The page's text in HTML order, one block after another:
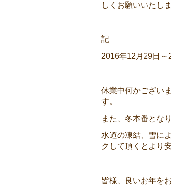
しくお願いいたしま
記
2016年12月29日～
休業中何かござい
す。
また、冬本番とな
水道の凍結、雪に
クして頂くとより
皆様、良いお年を